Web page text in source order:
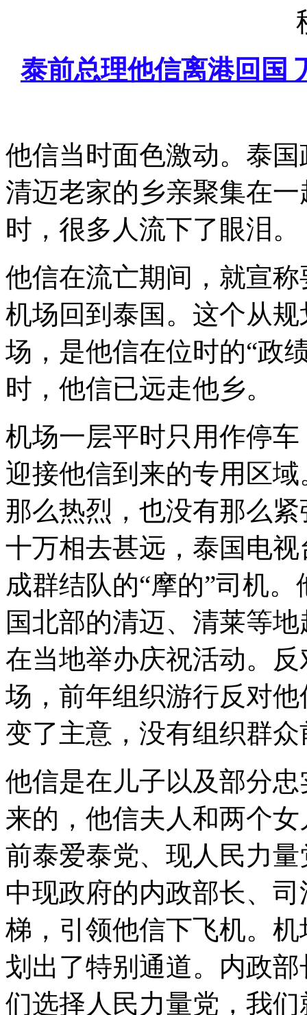
泰前总理他信离港回国
他信当时面色激动。泰
清迈老家的乡亲聚集在
时，很多人流下了眼泪。
他信在流亡期间，就宣
机场回到泰国。这个从
场，是他信在位时的“政
时，他信已远走他乡。
机场一层平时只用作停
迎接他信到来的专用区
那么热烈，也没有那么
十万相去甚远，泰国电
成群结队的“摩的”司机
国北部的清迈、清莱等
在当地举办庆祝活动。
场，前年组织游行反对
变了主意，没有组织群
他信是在儿子以及部分
来的，他信夫人和两个
前泰爱泰党、现人民力
中现政府的内政部长、
梯，引领他信下飞机。
划出了特别通道。内政
们选择人民力量党，我